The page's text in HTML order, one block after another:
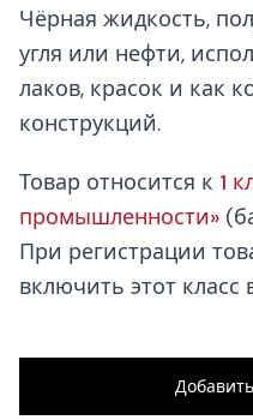
Чёрная жидкость,
угля или нефти,
лаков, красок и как
конструкций.
Товар относится к 1
промышленности»
При регистрации
включить этот класс